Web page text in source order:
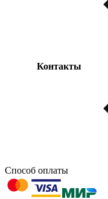
Таблица
Контакты
603004, г. Нижний
Способ оплаты